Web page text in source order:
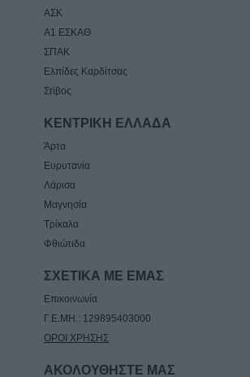
ΑΣΚ
Α1 ΕΣΚΑΘ
ΣΠΑΚ
Ελπίδες Καρδίτσας
Στίβος
ΚΕΝΤΡΙΚΗ ΕΛΛΑΔΑ
Άρτα
Ευρυτανία
Λάρισα
Μαγνησία
Τρίκαλα
Φθιώτιδα
ΣΧΕΤΙΚΑ ΜΕ ΕΜΑΣ
Επικοινωνία
Γ.Ε.ΜΗ.: 129895403000
ΟΡΟΙ ΧΡΗΣΗΣ
ΑΚΟΛΟΥΘΗΣΤΕ ΜΑΣ